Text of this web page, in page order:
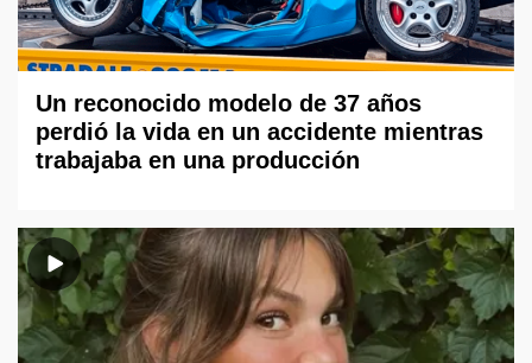
Un reconocido modelo de 37 años
perdió la vida en un accidente mientras
trabajaba en una producción